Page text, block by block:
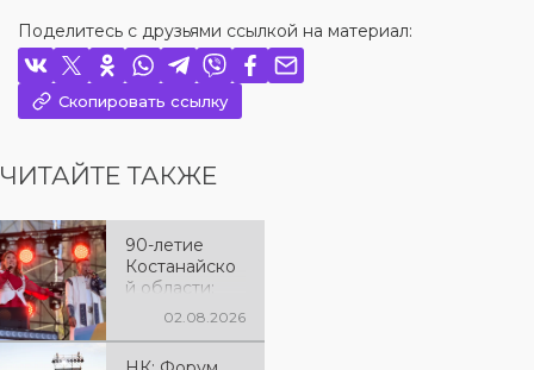
Поделитесь с друзьями ссылкой на материал:
Скопировать ссылку
ЧИТАЙТЕ ТАКЖЕ
90-летие
Костанайско
й области:
праздничный
02.08.2026